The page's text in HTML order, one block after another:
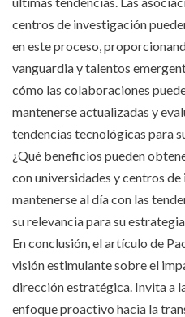
centros de investigación
en este proceso,
vanguardia y talentos
cómo las colaboraciones
mantenerse actualizadas y
tendencias tecnológicas para
¿Qué beneficios pueden
con universidades y centros
mantenerse al día con las
su relevancia para su
En conclusión, el artículo de
visión estimulante sobre el
dirección estratégica. Invita a
enfoque proactivo hacia la